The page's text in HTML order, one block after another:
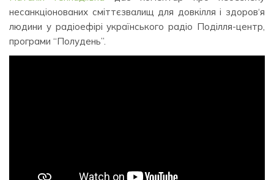
несанкціонованих сміттєзвалищ для довкілля і здоров‘я
людини у радіоефірі українського радіо Поділля-центр,
програми “Полудень”.